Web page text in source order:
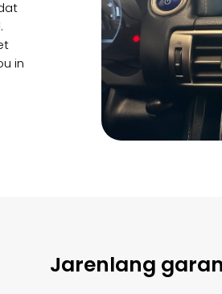
in
Jarenlang